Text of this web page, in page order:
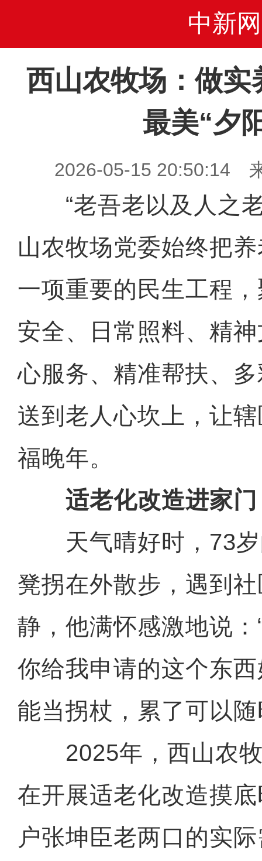
中新网
西山农牧场：做实
最美“夕
2026-05-15 20:50:14
“老吾老以及人之老
山农牧场党委始终把
一项重要的民生工程
安全、日常照料、精
心服务、精准帮扶、
送到老人心坎上，让
福晚年。
适老化改造进家门
天气晴好时，73岁
凳拐在外散步，遇到
静，他满怀感激地说
你给我申请的这个东
能当拐杖，累了可以
2025年，西山农牧
在开展适老化改造摸
户张坤臣老两口的实